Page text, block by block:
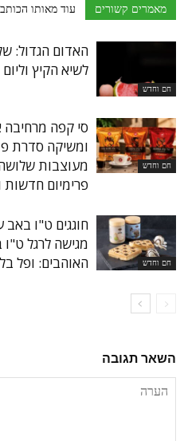
מאמרים קשורים עוד מאותו הכותב
חם וחדש
האדום הגדול:
לשיא הקיץ
חם וחדש
סי קפה מרחיבה
ומשיקה סדרת
מעוצבות
פרימיום חדשות
חם וחדש
חוגגים ט"ו
מגישה לרגל ט"ו
האוהבים: ופל
השאר תגובה